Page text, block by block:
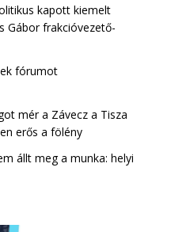
kapott kiemelt
Gábor frakcióvezető-
fórumot
mér a Závecz a Tisza
erős a fölény
állt meg a munka: helyi